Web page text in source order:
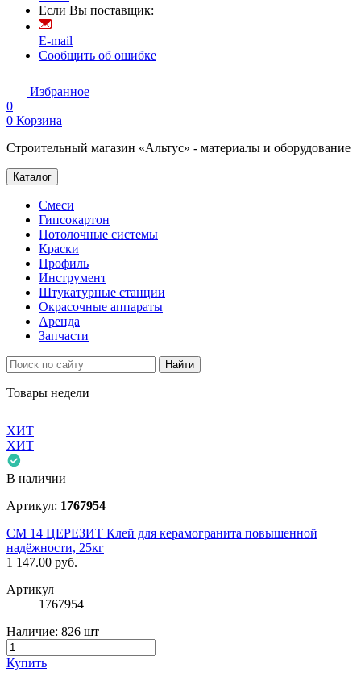
Если Вы поставщик:
E-mail
Сообщить об ошибке
Избранное
0
0 Корзина
Строительный магазин «Альтус» - материалы и оборудование
Каталог
Смеси
Гипсокартон
Потолочные системы
Краски
Профиль
Инструмент
Штукатурные станции
Окрасочные аппараты
Аренда
Запчасти
Найти
Товары недели
ХИТ
ХИТ
В наличии
Артикул: 1767954
СМ 14 ЦЕРЕЗИТ Клей для керамогранита повышенной
надёжности, 25кг
1 147.00 руб.
Артикул
1767954
Наличие: 826 шт
Купить